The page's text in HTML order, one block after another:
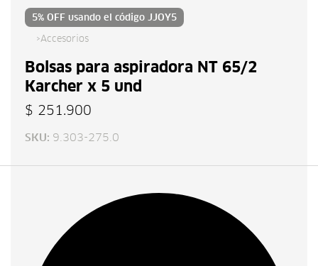
5% OFF usando el código JJOY5
›Accesorios
Bolsas para aspiradora NT 65/2
Karcher x 5 und
$ 251.900
9.303-275.0
Haz clic aquí